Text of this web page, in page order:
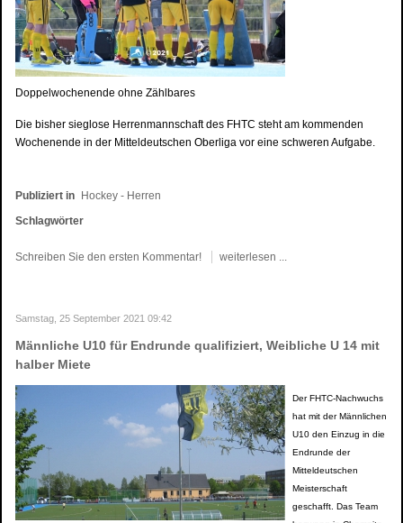
Doppelwochenende ohne Zählbares
Die bisher sieglose Herrenmannschaft des FHTC steht am kommenden
Wochenende in der Mitteldeutschen Oberliga vor eine schweren Aufgabe.
Publiziert in Hockey - Herren
Schlagwörter
Schreiben Sie den ersten Kommentar! weiterlesen ...
Samstag, 25 September 2021 09:42
Männliche U10 für Endrunde qualifiziert, Weibliche U 14 mit
halber Miete
Der FHTC-Nachwuchs
hat mit der Männlichen
U10 den Einzug in die
Endrunde der
Mitteldeutschen
Meisterschaft
geschafft. Das Team